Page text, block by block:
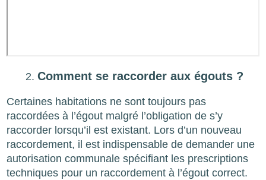
Comment se raccorder aux égouts ?
Certaines habitations ne sont toujours pas
raccordées à l’égout malgré l’obligation de s’y
raccorder lorsqu’il est existant. Lors d’un nouveau
raccordement, il est indispensable de demander une
autorisation communale spécifiant les prescriptions
techniques pour un raccordement à l’égout correct.